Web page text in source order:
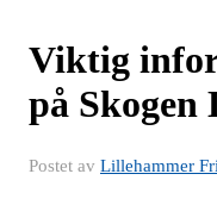
Viktig
på Skogen
Postet av Lillehammer